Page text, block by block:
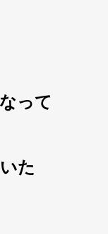
って
た